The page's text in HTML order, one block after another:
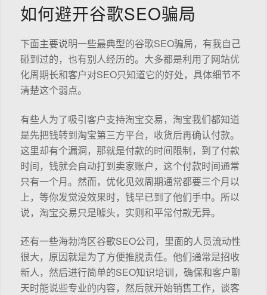
如何避开谷歌SEO骗局
下面主要说明一些最典型的谷歌SEO骗局，有我自己
碰到过的，也有别人经历的。大多都是利用了网站优
化周期长和客户对SEO只知道它的好处，具体细节不
清楚这个弱点。
有些人为了吸引客户支持淘宝交易，淘宝我们都知道
是先把钱转到淘宝第三方平台，收货后再确认付款。
这里却有个漏洞，那就是付款的时间限制，到了付款
时间，钱就会自动打到卖家账户，这个付款时间通常
只有一个月。然而，优化见效周期通常都要三个月以
上，等你发觉没效果时，钱早已到了他们手中。所以
说，淘宝交易只是噱头，实则和平常付款无异。
还有一些海勃湾区谷歌SEO公司，里面的人员流动性
很大，原因就是为了方便推脱责任。他们通常是招收
新人，然后进行简单的SEO知识培训，确保和客户聊
天时能说些专业的内容，然后就开始销售工作，谈客